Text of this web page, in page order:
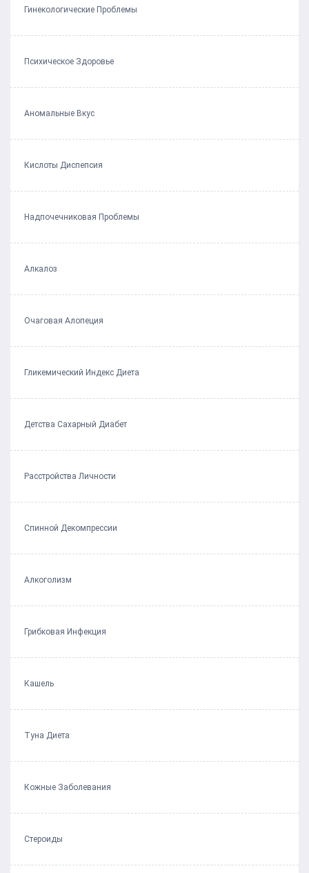
Гинекологические Проблемы
Психическое Здоровье
Аномальные Вкус
Кислоты Диспепсия
Надпочечниковая Проблемы
Алкалоз
Очаговая Алопеция
Гликемический Индекс Диета
Детства Сахарный Диабет
Расстройства Личности
Спинной Декомпрессии
Алкоголизм
Грибковая Инфекция
Кашель
Туна Диета
Кожные Заболевания
Стероиды